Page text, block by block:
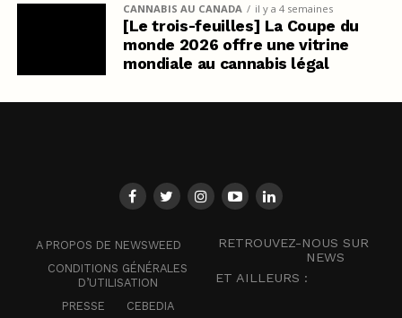
CANNABIS AU CANADA il y a 4 semaines
[Le trois-feuilles] La Coupe du
monde 2026 offre une vitrine
mondiale au cannabis légal
A PROPOS DE NEWSWEED
CONDITIONS GÉNÉRALES
D’UTILISATION
PRESSE
CEBEDIA
RETROUVEZ-NOUS SUR
NEWS
ET AILLEURS :